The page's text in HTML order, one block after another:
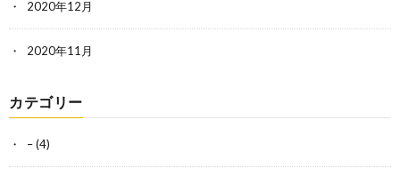
2020年12月
2020年11月
カテゴリー
–(4)